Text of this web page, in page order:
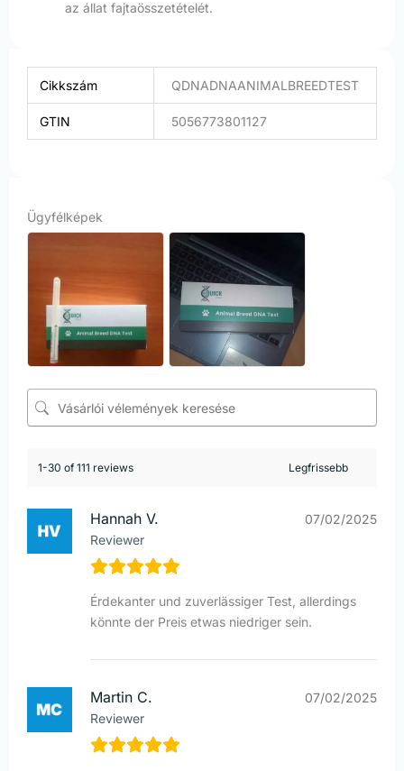
az állat fajtaösszetételét.
Cikkszám QDNADNAANIMALBREEDTEST
GTIN 5056773801127
Ügyfélképek
1-30 of 111 reviews
Hannah V.
Reviewer
07/02/2025
Érdekanter und zuverlässiger Test, allerdings
könnte der Preis etwas niedriger sein.
Martin C.
Reviewer
07/02/2025